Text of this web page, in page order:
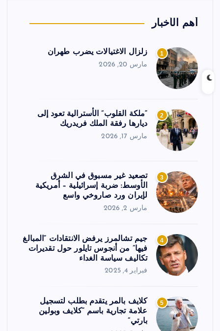
أهم الأخبار
1 زلزال الاغتيالات يضرب طهران
مارس 20, 2026
2
“ملكة القلوب” الأسترالية تعود إلى
ديارها رفقة الملك فريدريك
مارس 17, 2026
3
تصعيد غير مسبوق في الشرق
الأوسط: ضربة إسرائيلية – أمريكية
لإيران ورد صاروخي واسع
مارس 2, 2026
4
جيم تشالمرز يرفض الانتقادات “المبالغ
فيها” من أنجوس تايلور حول تقديرات
تكاليف سياسة الغداء
فبراير 4, 2025
5
كلايف بالمر يتقدم بطلب لتسجيل
علامة تجارية باسم “كلايف وبولين
بارتي”